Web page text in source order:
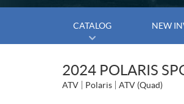
CATALOG NEW
2024 POLARIS
ATV Polaris ATV (Quad)